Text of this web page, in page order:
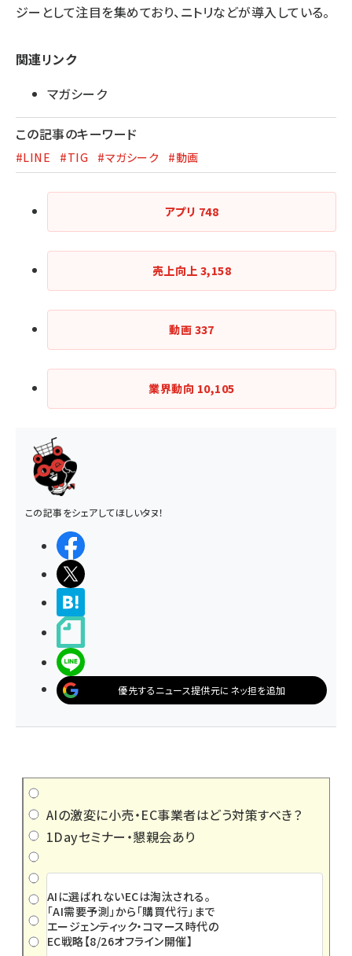
ジーとして注目を集めており、ニトリなどが導入している。
関連リンク
マガシーク
この記事のキーワード
#LINE #TIG #マガシーク #動画
アプリ 748
売上向上 3,158
動画 337
業界動向 10,105
この記事をシェアしてほしいタヌ！
優先するニュース提供元にネッ担を追加
AIの激変に小売・EC事業者はどう対策すべき？
1Dayセミナー・懇親会あり
AIに選ばれないECは淘汰される。
「AI需要予測」から「購買代行」まで
エージェンティック・コマース時代の
EC戦略【8/26オフライン開催】